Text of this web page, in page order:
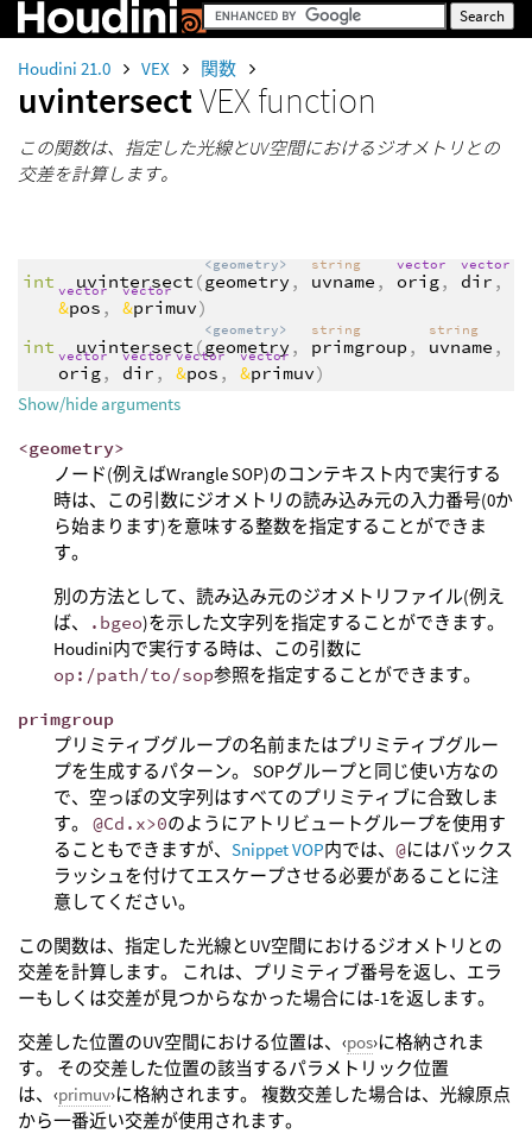
Houdini 21.0 VEX 関数
uvintersectVEX function
この関数は、指定した光線とUV空間におけるジオメトリとの
交差を計算します。
int uvintersect (
<geometry>
geometry ,
string
uvname ,
vector
orig,
vector
dir ,
vector
&pos ,
vector
&primuv)
int
uvintersect (
<geometry>
geometry ,
string
primgroup ,
string
uvname ,
vector
orig,
vector
dir ,
vector
&pos ,
vector
&primuv)
Show/hide arguments
<geometry>
ノード(例えばWrangle SOP)のコンテキスト内で実行する
時は、この引数にジオメトリの読み込み元の入力番号(0か
ら始まります)を意味する整数を指定することができま
す。
別の方法として、読み込み元のジオメトリファイル(例え
ば、
.bgeo)を示した文字列を指定することができます。
Houdini内で実行する時は、この引数に
op:/path/to/sop参照を指定することができます。
primgroup
プリミティブグループの名前またはプリミティブグルー
プを生成するパターン。 SOPグループと同じ使い方なの
で、空っぽの文字列はすべてのプリミティブに合致しま
す。 @Cd.x>0のようにアトリビュートグループを使用す
ることもできますが、 Snippet VOP内では、 @にはバックス
ラッシュを付けてエスケープさせる必要があることに注
意してください。
この関数は、指定した光線とUV空間におけるジオメトリとの
交差を計算します。 これは、プリミティブ番号を返し、エラ
ーもしくは交差が見つからなかった場合には-1を返します。
交差した位置のUV空間における位置は、‹pos›に格納されま
す。 その交差した位置の該当するパラメトリック位置
は、‹primuv›に格納されます。 複数交差した場合は、光線原点
から一番近い交差が使用されます。